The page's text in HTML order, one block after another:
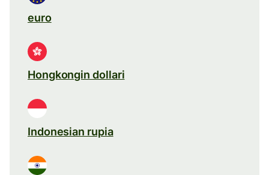
euro
Hongkongin dollari
Indonesian rupia